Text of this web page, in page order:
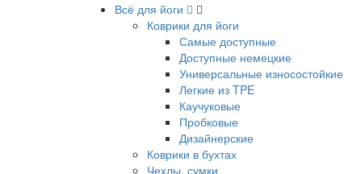
Всё для йоги
Коврики для йоги
Самые доступные
Доступные немецкие
Универсальные износостойкие
Легкие из TPE
Каучуковые
Пробковые
Дизайнерские
Коврики в бухтах
Чехлы, сумки